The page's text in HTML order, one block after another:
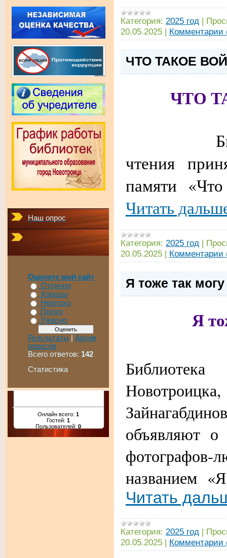
Наш опрос
Оцените мой сайт
Отлично
Хорошо
Неплохо
Плохо
Ужасно
Результаты | Архив
опросов
Всего ответов: 142
Статистика
Онлайн всего: 1
Гостей: 1
Пользователей: 0
Категория: 2025 год |
20.05.2025 | Комментарии
ЧТО ТАКОЕ
ЧТО
чтения
памяти
Читать
Категория: 2025 год |
20.05.2025 | Комментарии
Я тоже так могу
Я
объявляют о
названием
Читать
Категория: 2025 год |
20.05.2025 | Комментарии